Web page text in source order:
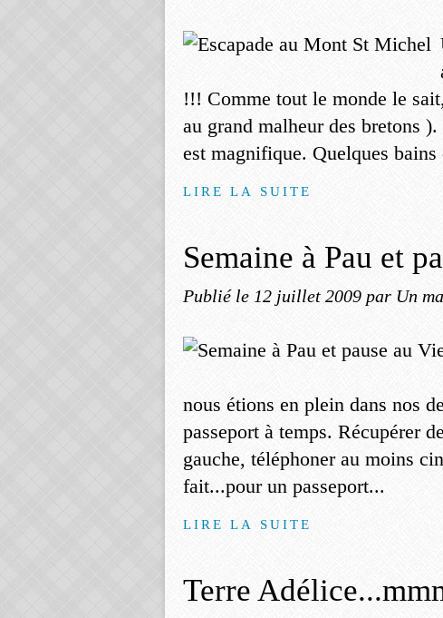
!!! Comme tout le monde le
au grand malheur des bretons
est magnifique. Quelques bains
LIRE LA SUITE
Semaine à Pau et
Publié le 12 juillet 2009 par Un
nous étions en plein dans nos
passeport à temps. Récupérer
gauche, téléphoner au moins
fait...pour un passeport...
LIRE LA SUITE
Terre